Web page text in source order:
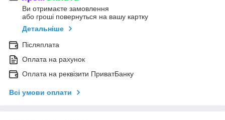
Ви отримаєте замовлення
або гроші повернуться на вашу картку
Детальніше
Післяплата
Оплата на рахунок
Оплата на реквізити ПриватБанку
Всі умови оплати